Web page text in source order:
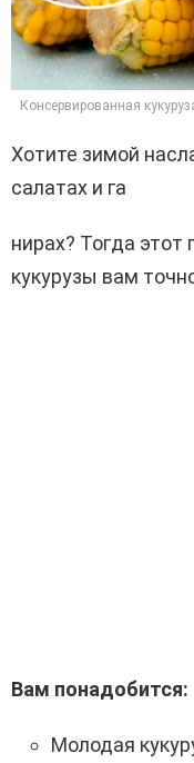
Консервированная
Хотите зимой
салатах и га
нирах? Тогда этот
кукурузы вам
Вам понадобится:
Молодая